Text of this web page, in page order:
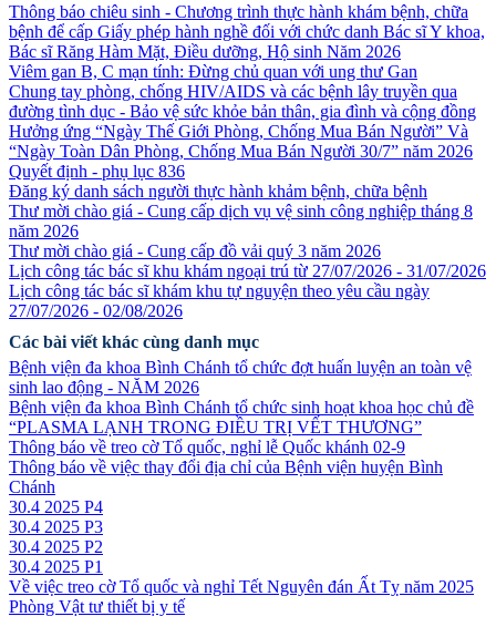
Thông báo chiêu sinh - Chương trình thực hành khám bệnh, chữa
bệnh để cấp Giấy phép hành nghề đối với chức danh Bác sĩ Y khoa,
Bác sĩ Răng Hàm Mặt, Điều dưỡng, Hộ sinh Năm 2026
Viêm gan B, C mạn tính: Đừng chủ quan với ung thư Gan
Chung tay phòng, chống HIV/AIDS và các bệnh lây truyền qua
đường tình dục - Bảo vệ sức khỏe bản thân, gia đình và cộng đồng
Hưởng ứng “Ngày Thế Giới Phòng, Chống Mua Bán Người” Và
“Ngày Toàn Dân Phòng, Chống Mua Bán Người 30/7” năm 2026
Quyết định - phụ lục 836
Đăng ký danh sách người thực hành khảm bệnh, chữa bệnh
Thư mời chào giá - Cung cấp dịch vụ vệ sinh công nghiệp tháng 8
năm 2026
Thư mời chào giá - Cung cấp đồ vải quý 3 năm 2026
Lịch công tác bác sĩ khu khám ngoại trú từ 27/07/2026 - 31/07/2026
Lịch công tác bác sĩ khám khu tự nguyện theo yêu cầu ngày
27/07/2026 - 02/08/2026
Các bài viết khác cùng danh mục
Bệnh viện đa khoa Bình Chánh tổ chức đợt huấn luyện an toàn vệ
sinh lao động - NĂM 2026
Bệnh viện đa khoa Bình Chánh tổ chức sinh hoạt khoa học chủ đề
“PLASMA LẠNH TRONG ĐIỀU TRỊ VẾT THƯƠNG”
Thông báo về treo cờ Tổ quốc, nghỉ lễ Quốc khánh 02-9
Thông báo về việc thay đổi địa chỉ của Bệnh viện huyện Bình
Chánh
30.4 2025 P4
30.4 2025 P3
30.4 2025 P2
30.4 2025 P1
Về việc treo cờ Tổ quốc và nghỉ Tết Nguyên đán Ất Tỵ năm 2025
Phòng Vật tư thiết bị y tế